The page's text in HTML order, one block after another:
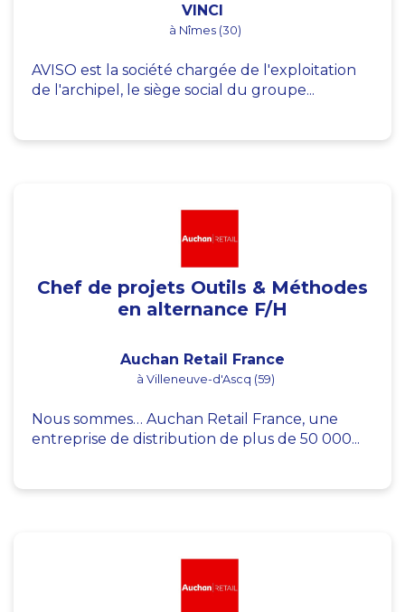
VINCI
à Nîmes (30)
AVISO est la société chargée de l'exploitation
de l'archipel, le siège social du groupe...
Chef de projets Outils & Méthodes
en alternance F/H
Auchan Retail France
à Villeneuve-d'Ascq (59)
Nous sommes… Auchan Retail France, une
entreprise de distribution de plus de 50 000...